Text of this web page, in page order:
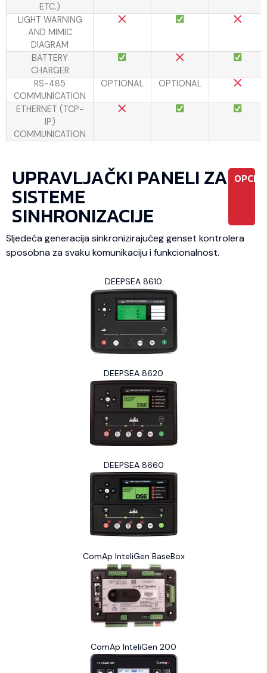
ETC.)
LIGHT WARNING
AND MIMIC
DIAGRAM
BATTERY
CHARGER
RS-485
COMMUNICATION
OPTIONAL OPTIONAL
ETHERNET (TCP-
IP)
COMMUNICATION
UPRAVLJAČKI PANELI ZA
SISTEME
SINHRONIZACIJE
Sljedeća generacija sinkronizirajućeg genset kontrolera
sposobna za svaku komunikaciju i funkcionalnost.
DEEPSEA 8610
DEEPSEA 8620
DEEPSEA 8660
ComAp InteliGen BaseBox
ComAp InteliGen 200